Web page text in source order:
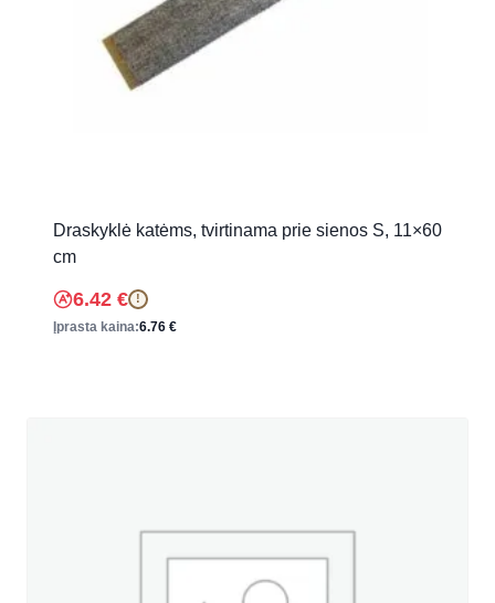
Draskyklė katėms, tvirtinama prie sienos S, 11×60
cm
6.42 € !
Įprasta kaina:6.76 €